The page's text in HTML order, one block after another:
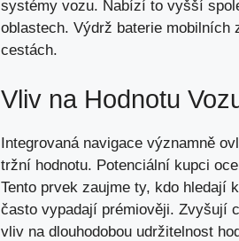
systémy vozu. Nabízí to vyšší
oblastech. Výdrž baterie
cestách.
Vliv na Hodnotu
Integrovaná navigace významně
tržní hodnotu. Potenciální kupci
Tento prvek zaujme ty, kdo hledají
často vypadají prémiověji. Zvyšují
vliv na dlouhodobou udržitelnost